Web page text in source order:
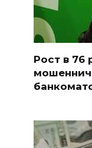
Рост в 76